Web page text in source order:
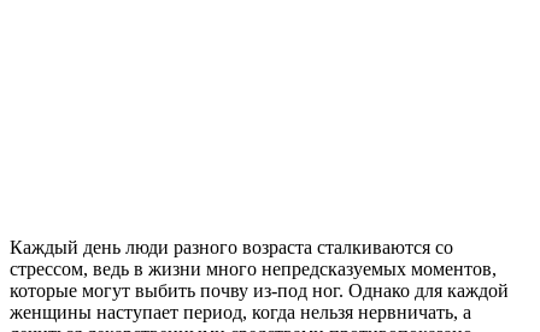
Каждый день люди разного возраста сталкиваются со
стрессом, ведь в жизни много непредсказуемых моментов,
которые могут выбить почву из-под ног. Однако для каждой
женщины наступает период, когда нельзя нервничать, а